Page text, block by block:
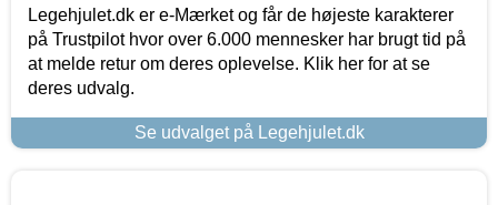
Legehjulet.dk er e-Mærket og får de højeste karakterer
på Trustpilot hvor over 6.000 mennesker har brugt tid på
at melde retur om deres oplevelse. Klik her for at se
deres udvalg.
Se udvalget på Legehjulet.dk